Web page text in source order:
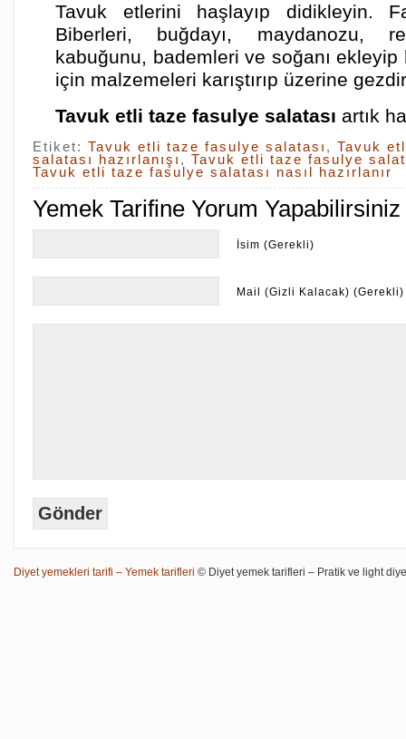
Tavuk etlerini haşlayıp didikleyin.
Biberleri, buğdayı, maydanozu,
kabuğunu, bademleri ve soğanı ekleyip
için malzemeleri karıştırıp üzerine
Tavuk etli taze fasulye salatası artık
Etiket: Tavuk etli taze fasulye salatası , Tavuk
salatası hazırlanışı , Tavuk etli taze fasulye
Tavuk etli taze fasulye salatası nasıl hazırlanır
Yemek Tarifine Yorum Yapabilirsiniz
İsim (Gerekli)
Mail (Gizli Kalacak) (Gerekli)
Diyet yemekleri tarifi – Yemek tarifleri © Diyet yemek tarifleri – Pratik ve light